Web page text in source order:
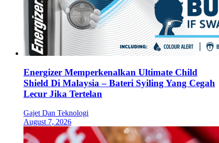
Energizer Memperkenalkan Ultimate Child
Shield Di Malaysia – Bateri Syiling Yang Cegah
Lecur Jika Tertelan
Gajet Dan Teknologi
August 7, 2026